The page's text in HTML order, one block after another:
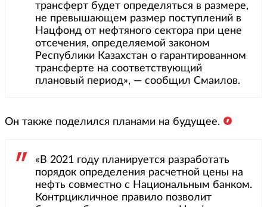
трансферт будет определяться в размере,
не превышающем размер поступлений в
Нацфонд от нефтяного сектора при цене
отсечения, определяемой законом
Республики Казахстан о гарантированном
трансферте на соответствующий
плановый период», — сообщил Смаилов.
Он также поделился планами на будущее.
«В 2021 году планируется разработать
порядок определения расчетной цены на
нефть совместно с Национальным банком.
Контрцикличное правило позволит